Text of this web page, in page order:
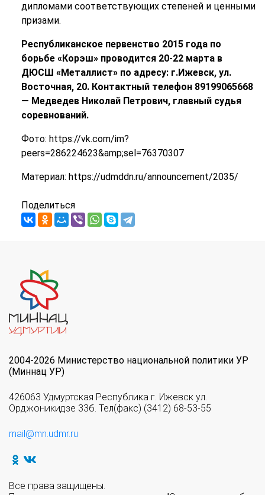
дипломами соответствующих степеней и ценными
призами.
Республиканское первенство 2015 года по
борьбе «Корэш» проводится 20-22 марта в
ДЮСШ «Металлист» по адресу: г.Ижевск, ул.
Восточная, 20. Контактный телефон 89199065668
— Медведев Николай Петрович, главный судья
соревнований.
Фото: https://vk.com/im?
peers=286224623&amp;sel=76370307
Материал: https://udmddn.ru/announcement/2035/
Поделиться
2004-2026 Министерство национальной политики УР
(Миннац УР)
426063 Удмуртская Республика г. Ижевск ул.
Орджоникидзе 33б. Тел(факс) (3412) 68-53-55
mail@mn.udmr.ru
Все права защищены.